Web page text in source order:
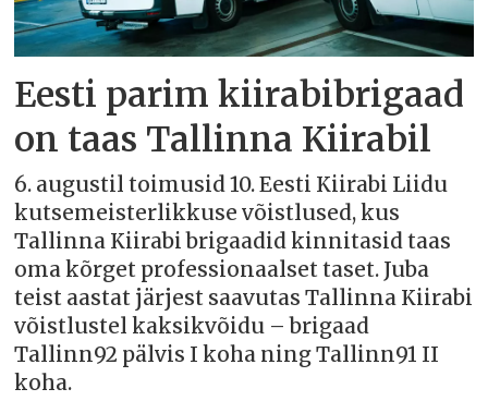
Eesti parim kiirabibrigaad
on taas Tallinna Kiirabil
6. augustil toimusid 10. Eesti Kiirabi Liidu
kutsemeisterlikkuse võistlused, kus
Tallinna Kiirabi brigaadid kinnitasid taas
oma kõrget professionaalset taset. Juba
teist aastat järjest saavutas Tallinna Kiirabi
võistlustel kaksikvõidu – brigaad
Tallinn92 pälvis I koha ning Tallinn91 II
koha.